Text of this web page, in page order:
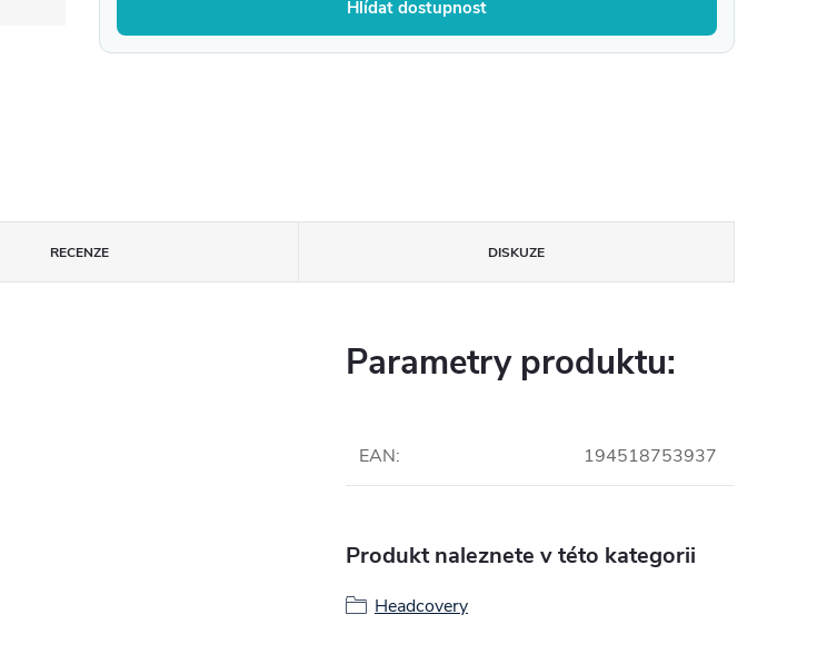
Hlídat dostupnost
RECENZE DISKUZE
Parametry produktu:
EAN: 194518753937
Produkt naleznete v této kategorii
Headcovery